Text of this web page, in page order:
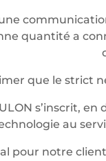
quantité a
que le strict
s’inscrit,
au
pour notre